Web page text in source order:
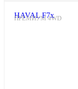
HAVAL F7x
ПРЕМИУМ 4WD